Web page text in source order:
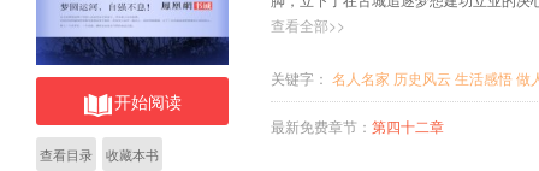
开始阅读
查看目录 收藏本书
河其实代表的就是一个梦想：个人和民
查看全部>>
关键字： 名人名家 历史风云 生活感悟做
最新免费章节： 第四十二章